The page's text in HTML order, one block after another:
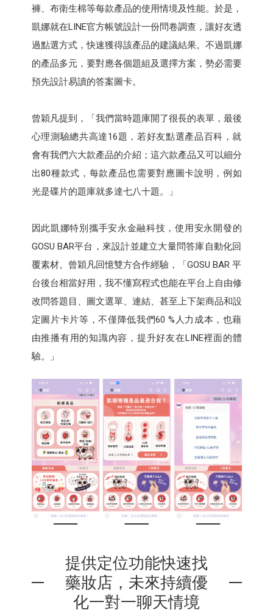
褲、布衛生棉等每款產品的使用情境及性能。於是，
凱娜就在LINE官方帳號設計一份問卷調查，讓好友透
過點選方式，快速獲得該產品的建議結果。不過凱娜
的產品多元，要對應各個題組及選擇方案，勢必需要
預先設計易讀的答案圖卡。
曾穎凡提到，「我們當時題庫開了很長的表單，最後
心理測驗總共高達16題，若好友點選產品百科，就
會有我們六大款產品的介紹；這六款產品又可以細分
出80種款式，每款產品也需要對應圖卡說明，例如
光是碟片的題庫就多達七八十題。」
因此凱娜特別攜手安永金融科技，使用安永開發的
GOSU BAR平台，來設計並建立大量問答庫自動化回
覆素材。曾穎凡回憶雙方合作經驗，「GOSU BAR 平
台後台相當好用，我不懂寫程式也能在平台上自由修
改問答題目、圖文選單、連結、甚至上下架商品和設
定圖片卡片等，不僅降低我們60 %人力成本，也藉
由推播有用的知識內容，提升好友在LINE裡面的體
驗。」
提供定位功能快速找
藥妝店，未來持續優
化一對一聊天情境